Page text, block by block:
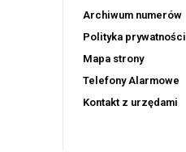
Archiwum numerów
Polityka prywatności
Mapa strony
Telefony Alarmowe
Kontakt z urzędami